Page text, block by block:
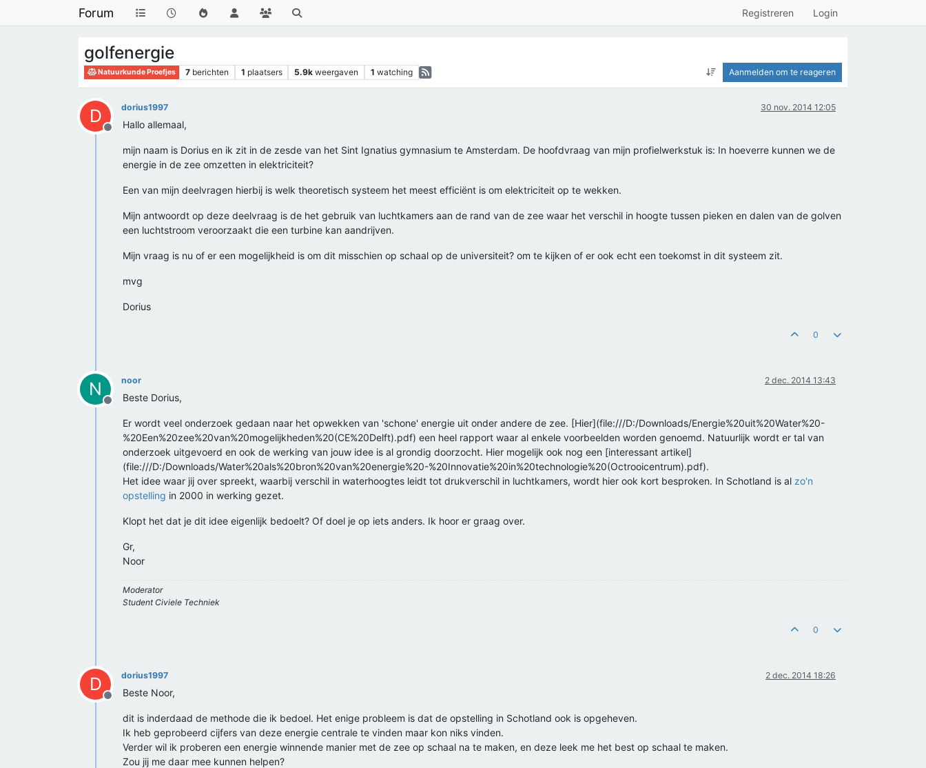
Forum Registreren Login
golfenergie
Natuurkunde Proefjes 7 berichten 1 plaatsers 5.9k weergaven 1 watching Aanmelden om te reageren
D
Offline
dorius1997 30 nov. 2014 12:05
Hallo allemaal,
mijn naam is Dorius en ik zit in de zesde van het Sint Ignatius gymnasium te Amsterdam. De hoofdvraag van mijn profielwerkstuk is: In hoeverre kunnen we de
energie in de zee omzetten in elektriciteit?
Een van mijn deelvragen hierbij is welk theoretisch systeem het meest efficiënt is om elektriciteit op te wekken.
Mijn antwoordt op deze deelvraag is de het gebruik van luchtkamers aan de rand van de zee waar het verschil in hoogte tussen pieken en dalen van de golven
een luchtstroom veroorzaakt die een turbine kan aandrijven.
Mijn vraag is nu of er een mogelijkheid is om dit misschien op schaal op de universiteit? om te kijken of er ook echt een toekomst in dit systeem zit.
mvg
Dorius
0
N
Offline
noor 2 dec. 2014 13:43
Beste Dorius,
Er wordt veel onderzoek gedaan naar het opwekken van 'schone' energie uit onder andere de zee. [Hier](file:///D:/Downloads/Energie%20uit%20Water%20-
%20Een%20zee%20van%20mogelijkheden%20(CE%20Delft).pdf) een heel rapport waar al enkele voorbeelden worden genoemd. Natuurlijk wordt er tal van
onderzoek uitgevoerd en ook de werking van jouw idee is al grondig doorzocht. Hier mogelijk ook nog een [interessant artikel]
(file:///D:/Downloads/Water%20als%20bron%20van%20energie%20-%20Innovatie%20in%20technologie%20(Octrooicentrum).pdf).
Het idee waar jij over spreekt, waarbij verschil in waterhoogtes leidt tot drukverschil in luchtkamers, wordt hier ook kort besproken. In Schotland is al zo'n
opstelling in 2000 in werking gezet.
Klopt het dat je dit idee eigenlijk bedoelt? Of doel je op iets anders. Ik hoor er graag over.
Gr,
Noor
Moderator
Student Civiele Techniek
0
D
Offline
dorius1997 2 dec. 2014 18:26
Beste Noor,
dit is inderdaad de methode die ik bedoel. Het enige probleem is dat de opstelling in Schotland ook is opgeheven.
Ik heb geprobeerd cijfers van deze energie centrale te vinden maar kon niks vinden.
Verder wil ik proberen een energie winnende manier met de zee op schaal na te maken, en deze leek me het best op schaal te maken.
Zou jij me daar mee kunnen helpen?